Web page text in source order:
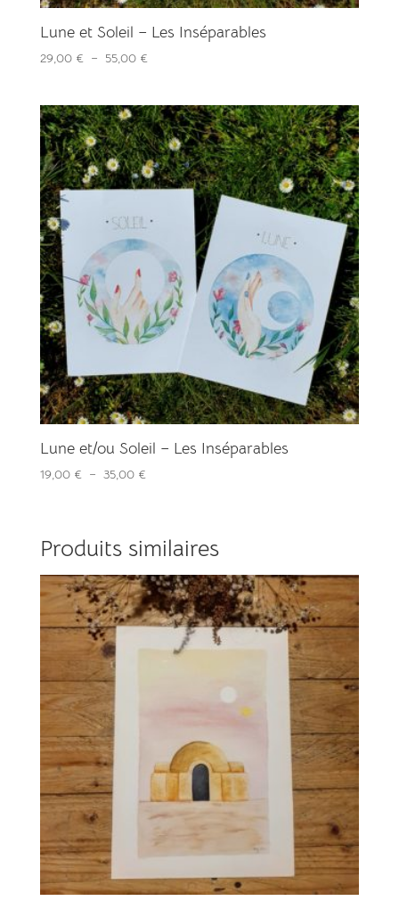
Lune et Soleil – Les Inséparables
29,00 € – 55,00 €Plage
29,00 €
à
55,00 €
Lune et/ou Soleil – Les Inséparables
19,00 € – 35,00 €Plage
à
35,00 €
Produits similaires